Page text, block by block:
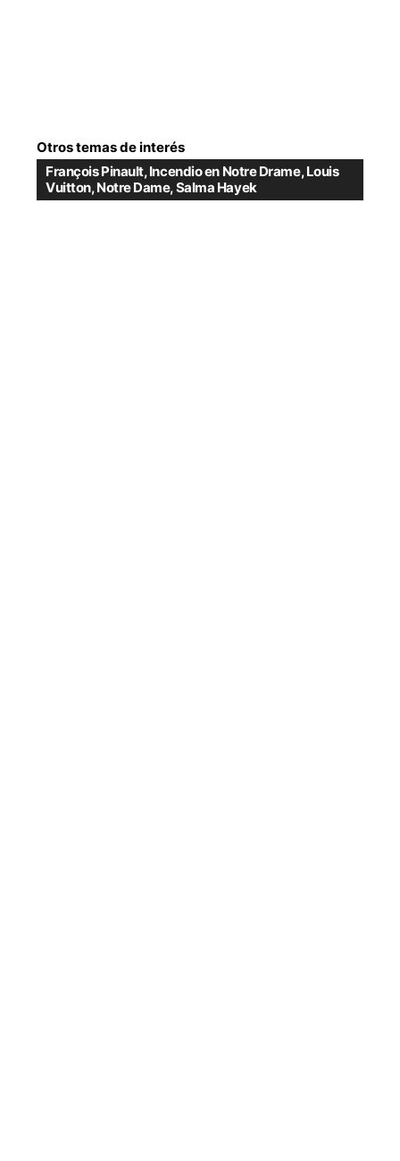
Otros temas de interés
François Pinault,Incendio en Notre Drame,Louis
Vuitton,Notre Dame,Salma Hayek